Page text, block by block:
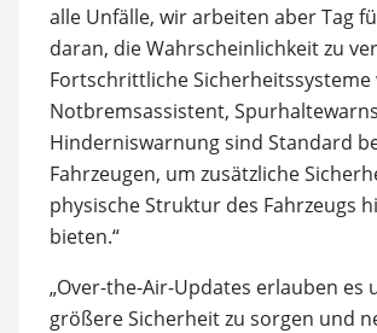
alle Unfälle, wir arbeiten aber Tag
daran, die Wahrscheinlichkeit zu
Fortschrittliche Sicherheitssysteme
Notbremsassistent,
Hinderniswarnung sind Standard
Fahrzeugen, um zusätzliche
physische Struktur des Fahrzeugs
bieten.“
„Over-the-Air-Updates erlauben es
größere Sicherheit zu sorgen und